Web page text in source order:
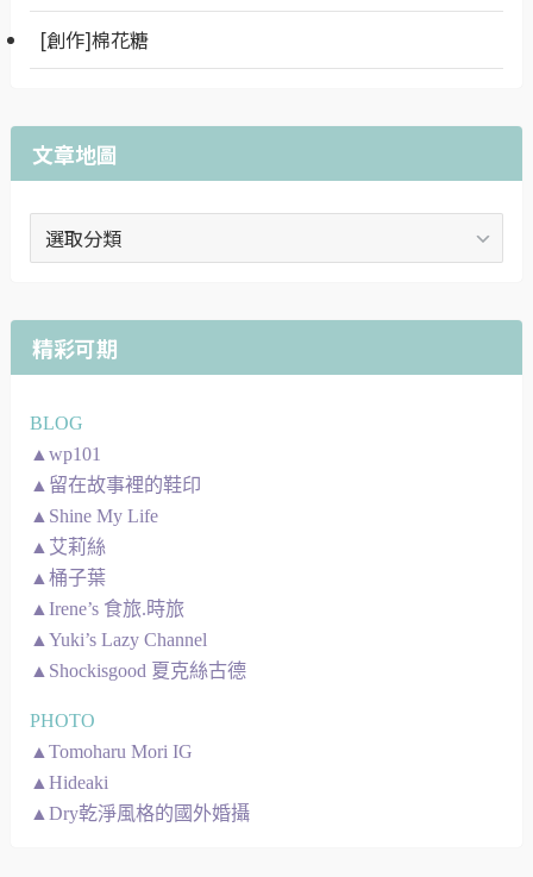
[創作]棉花糖
文章地圖
文
章
圖
精彩可期
BLOG
▲wp101
▲留在故事裡的鞋印
▲Shine My Life
▲艾莉絲
▲桶子葉
▲Irene’s 食旅.時旅
▲Yuki’s Lazy Channel
▲Shockisgood 夏克絲古德
PHOTO
▲Tomoharu Mori IG
▲Hideaki
▲Dry乾淨風格的國外婚攝